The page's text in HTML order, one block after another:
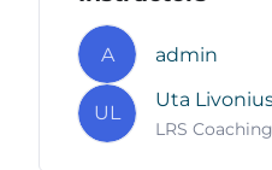
A admin
UL
Uta
LRS Coaching